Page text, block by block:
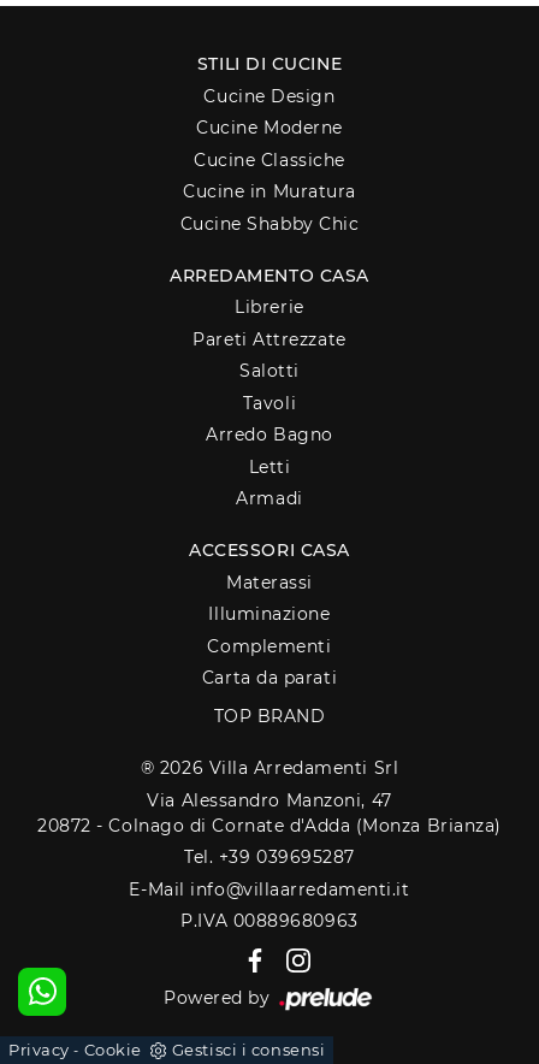
STILI DI CUCINE
Cucine Design
Cucine Moderne
Cucine Classiche
Cucine in Muratura
Cucine Shabby Chic
ARREDAMENTO CASA
Librerie
Pareti Attrezzate
Salotti
Tavoli
Arredo Bagno
Letti
Armadi
ACCESSORI CASA
Materassi
Illuminazione
Complementi
Carta da parati
TOP BRAND
® 2026 Villa Arredamenti Srl
Via Alessandro Manzoni, 47
20872 - Colnago di Cornate d'Adda (Monza Brianza)
Tel. +39 039695287
E-Mail info@villaarredamenti.it
P.IVA 00889680963
Powered by
Privacy - Cookie Gestisci i consensi